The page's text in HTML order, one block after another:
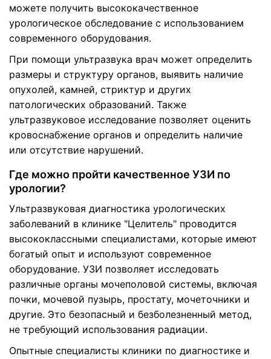
можете получить высококачественное
урологическое обследование с использованием
современного оборудования.
При помощи ультразвука врач может определить
размеры и структуру органов, выявить наличие
опухолей, камней, стриктур и других
патологических образований. Также
ультразвуковое исследование позволяет оценить
кровоснабжение органов и определить наличие
или отсутствие нарушений.
Где можно пройти качественное УЗИ по
урологии?
Ультразвуковая диагностика урологических
заболеваний в клинике "Целитель" проводится
высококлассными специалистами, которые имеют
богатый опыт и используют современное
оборудование. УЗИ позволяет исследовать
различные органы мочеполовой системы, включая
почки, мочевой пузырь, простату, мочеточники и
другие. Это безопасный и безболезненный метод,
не требующий использования радиации.
Опытные специалисты клиники по диагностике и